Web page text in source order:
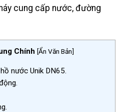
cung cấp nước, đường
Chính [Ẩn Văn Bản]
nước Unik DN65.